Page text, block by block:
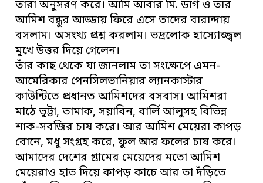
তারা অনুসরণ করে। আমি আবার মি. ডাগ ও তার
আমিশ বন্ধুর আড্ডায় ফিরে এসে তাদের বারান্দায়
বসলাম। অসংখ্য প্রশ্ন করলাম। ভদ্রলোক হাস্যোজ্জ্বল
মুখে উত্তর দিয়ে গেলেন।
তাঁর কাছ থেকে যা জানলাম তা সংক্ষেপে এমন-
আমেরিকার পেনসিলভানিয়ার ল্যানকাস্টার
কাউন্টিতে প্রধানত আমিশদের বসবাস। আমিশরা
মাঠে ভুট্টা, তামাক, সয়াবিন, বার্লি আলুসহ বিভিন্ন
শাক-সবজির চাষ করে। আর আমিশ মেয়েরা কাপড়
বোনে, মধু সংগ্রহ করে, ফুল আর ফলের চাষ করে।
আমাদের দেশের গ্রামের মেয়েদের মতো আমিশ
মেয়েরাও হাত দিয়ে কাপড় কাচে আর তা দঁড়িতে